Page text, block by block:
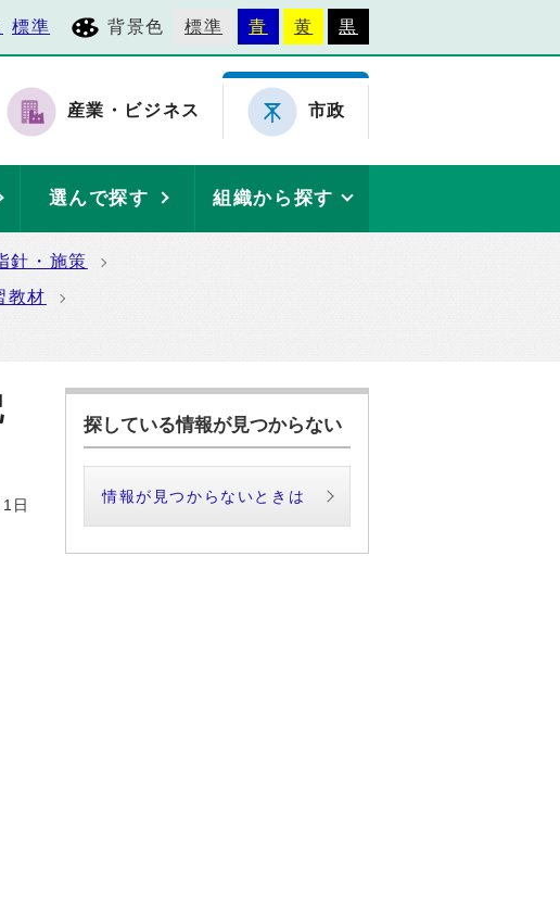
標準 背景色 標準 青 黄 黒
産業・ビジネス 市政
選んで探す 組織から探す
針・施策
教材
日
探している情報が見つからない
情報が見つからないときは